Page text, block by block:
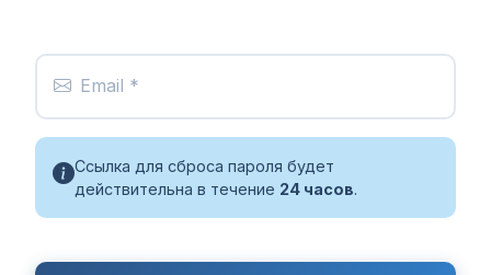
Email *
Ссылка для сброса пароля будет
действительна в течение 24 часов.